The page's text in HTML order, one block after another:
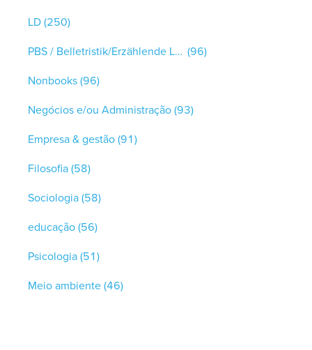
LD(250)
PBS / Belletristik/Erzählende Literatur (96)
Nonbooks(96)
Negócios e/ou Administração(93)
Empresa & gestão(91)
Filosofia(58)
Sociologia(58)
educação(56)
Psicologia(51)
Meio ambiente(46)